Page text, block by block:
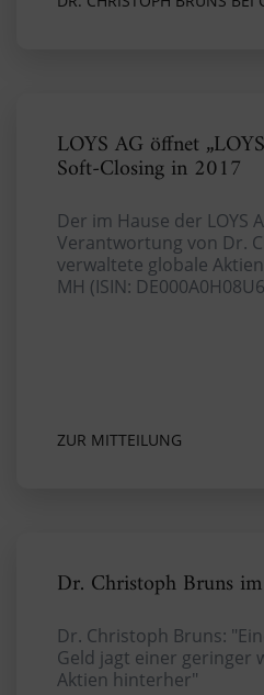
LOYS AG öffnet
Soft-Closing in 2017
Der im Hause der LOYS
Verantwortung von Dr.
verwaltete globale
MH (ISIN:
ZUR MITTEILUNG
Dr. Christoph Bruns
Dr. Christoph Bruns:
Geld jagt einer geringer
Aktien hinterher"